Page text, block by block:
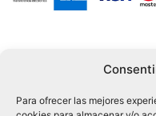
Para ofrecer las mejores